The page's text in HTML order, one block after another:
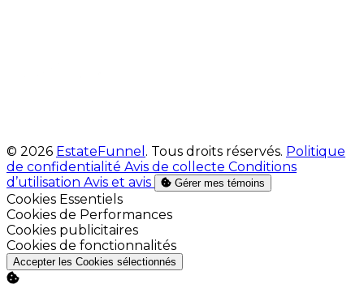
© 2026 EstateFunnel . Tous droits réservés. Politique
de confidentialité Avis de collecte Conditions
d’utilisation Avis et avis Gérer mes témoins
Activer
Cookies Essentiels
Activer
Cookies de Performances
Activer
Cookies publicitaires
Activer
Cookies de fonctionnalités
Accepter les Cookies sélectionnés